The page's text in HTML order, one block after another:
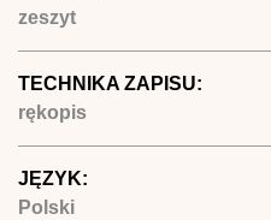
zeszyt
TECHNIKA ZAPISU:
rękopis
JĘZYK:
Polski